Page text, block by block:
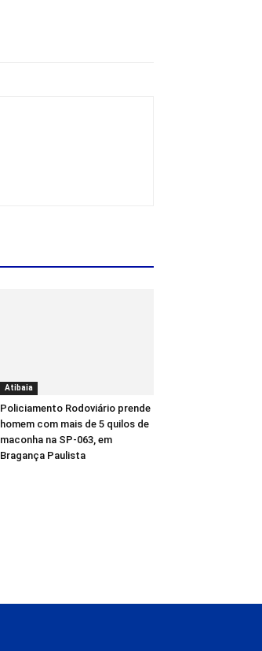
Atibaia
Policiamento Rodoviário prende
homem com mais de 5 quilos de
maconha na SP-063, em
Bragança Paulista